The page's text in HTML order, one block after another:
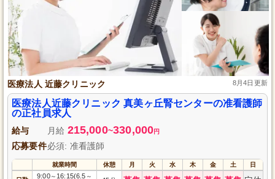
医療法人 近藤クリニック 8月4日更新
医療法人近藤クリニック 真美ヶ丘腎センターの准看護師
の正社員求人
給与 月給 215,000~330,000円
応募要件必須: 准看護師
就業時間 休憩 月 火 水 木 金 土 日
9:00～ 16:15(6.5 ～